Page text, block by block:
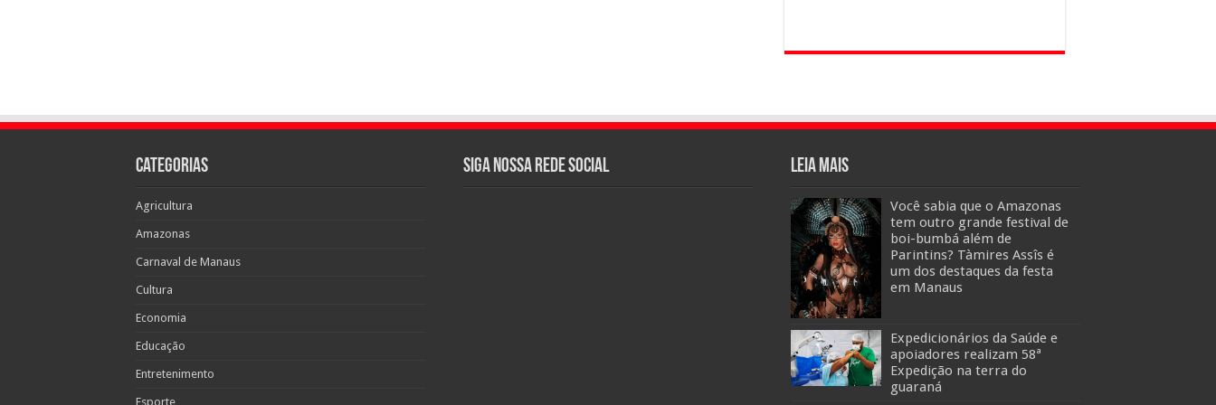
Categorias
Agricultura
Amazonas
Carnaval de Manaus
Cultura
Economia
Educação
Entretenimento
Esporte
Siga nossa rede social Leia mais
Você sabia que o Amazonas
tem outro grande festival de
boi-bumbá além de
Parintins? Tàmires Assîs é
um dos destaques da festa
em Manaus
Expedicionários da Saúde e
apoiadores realizam 58ª
Expedição na terra do
guaraná